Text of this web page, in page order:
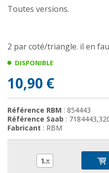
Toutes versions.
2 par coté/triangle. il en
DISPONIBLE
10,90 €
Référence RBM : 854443
Référence Saab :
Fabricant : RBM
1